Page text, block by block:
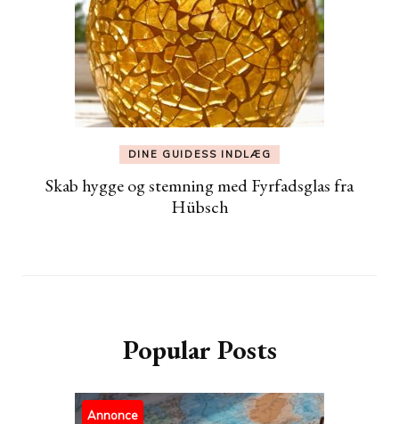
DINE GUIDESS INDLÆG
Skab hygge og stemning med Fyrfadsglas fra
Hübsch
Popular Posts
Annonce